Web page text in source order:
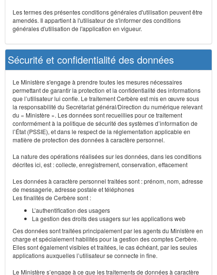
Les termes des présentes conditions générales d'utilisation peuvent être
amendés. Il appartient à l'utilisateur de s'informer des conditions
générales d'utilisation de l'application en vigueur.
Sécurité et confidentialité des données
Le Ministère s'engage à prendre toutes les mesures nécessaires
permettant de garantir la protection et la confidentialité des informations
que l’utilisateur lui confie. Le traitement Cerbère est mis en œuvre sous
la responsabilité du Secrétariat général/Direction du numérique relevant
du « Ministère ». Les données sont recueillies pour ce traitement
conformément à la politique de sécurité des systèmes d’information de
l’État (PSSIE), et dans le respect de la réglementation applicable en
matière de protection des données à caractère personnel.
La nature des opérations réalisées sur les données, dans les conditions
décrites ici, est : collecte, enregistrement, conservation, effacement
Les données à caractère personnel traitées sont : prénom, nom, adresse
de messagerie, adresse postale et téléphones
Les finalités de Cerbère sont :
L’authentification des usagers
La gestion des droits des usagers sur les applications web
Ces données sont traitées principalement par les agents du Ministère en
charge et spécialement habilités pour la gestion des comptes Cerbère.
Elles sont également visibles et traitées, le cas échéant, par les seules
applications auxquelles l’utilisateur se connecte in fine.
Le Ministère s’engage à ce que les traitements de données à caractère